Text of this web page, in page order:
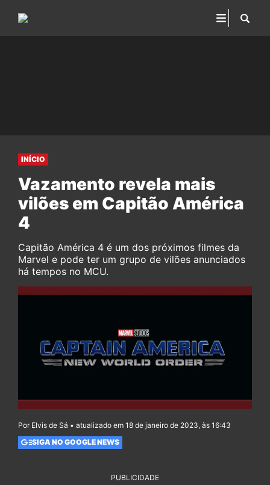
INÍCIO
Vazamento revela mais
vilões em Capitão América
4
Capitão América 4 é um dos próximos filmes da
Marvel e pode ter um grupo de vilões anunciados
há tempos no MCU.
Por Elvis de Sá • atualizado em 18 de janeiro de 2023, às 16:43
SIGA NO GOOGLE NEWS
PUBLICIDADE